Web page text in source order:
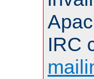
IRC